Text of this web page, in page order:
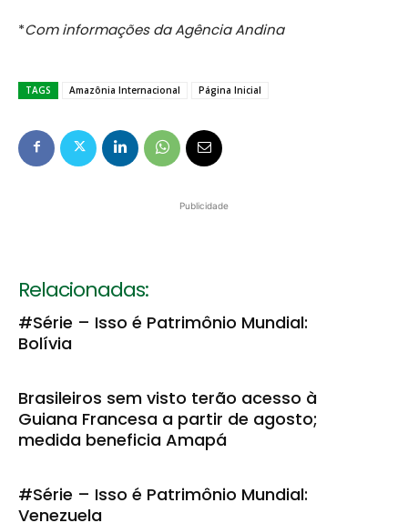
*Com informações da Agência Andina
TAGS Amazônia Internacional Página Inicial
Publicidade
Relacionadas:
#Série – Isso é Patrimônio Mundial:
Bolívia
Brasileiros sem visto terão acesso à
Guiana Francesa a partir de agosto;
medida beneficia Amapá
#Série – Isso é Patrimônio Mundial:
Venezuela